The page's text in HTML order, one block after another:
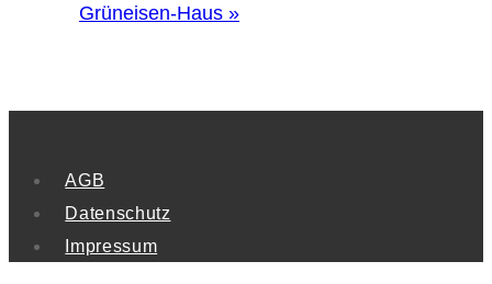
Grüneisen-Haus »
AGB
Datenschutz
Impressum